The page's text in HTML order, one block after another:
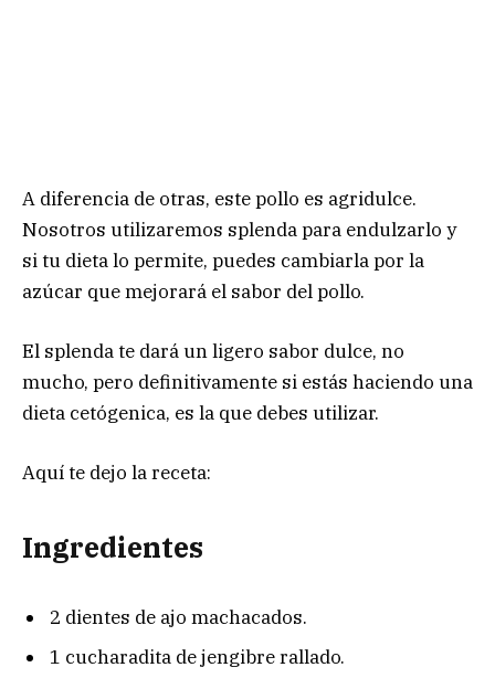
A diferencia de otras, este pollo es agridulce.
Nosotros utilizaremos splenda para endulzarlo y
si tu dieta lo permite, puedes cambiarla por la
azúcar que mejorará el sabor del pollo.
El splenda te dará un ligero sabor dulce, no
mucho, pero definitivamente si estás haciendo una
dieta cetógenica, es la que debes utilizar.
Aquí te dejo la receta:
Ingredientes
2 dientes de ajo machacados.
1 cucharadita de jengibre rallado.